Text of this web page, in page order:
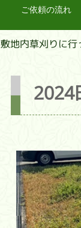
ご依頼の流れ
地内草刈りに行
2024